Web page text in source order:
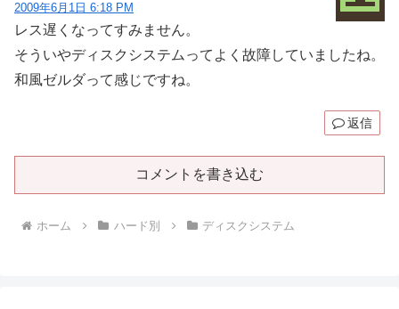
2009年6月1日 6:18 PM
レス遅くなってすみません。
そういやディスクシステムってよく故障していましたね。
和風ゼルダって感じですね。
返信
コメントを書き込む
ホーム ハード別 ディスクシステム